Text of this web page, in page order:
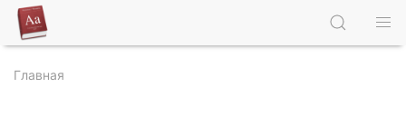
Главная